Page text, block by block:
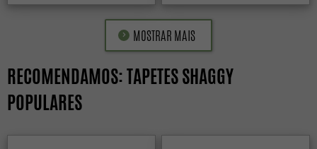
MOSTRAR MAIS
RECOMENDAMOS: TAPETES SHAGGY
POPULARES